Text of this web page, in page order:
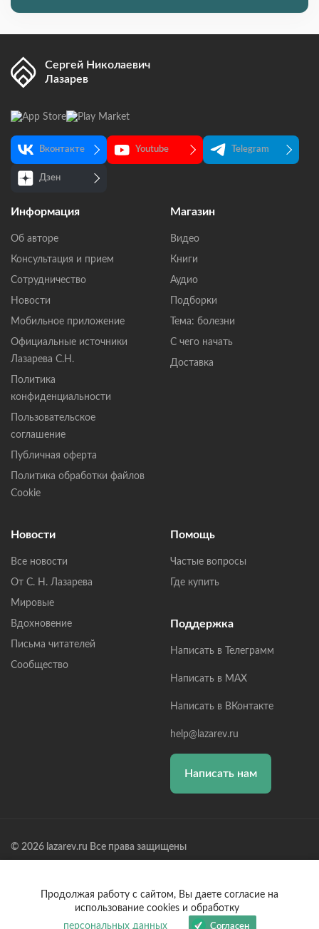
Сергей Николаевич
Лазарев
Вконтакте Youtube Telegram
Дзен
Информация
Об авторе
Консультация и прием
Сотрудничество
Новости
Мобильное приложение
Официальные источники
Лазарева С.Н.
Политика
конфиденциальности
Пользовательское
соглашение
Публичная оферта
Политика обработки файлов
Cookie
Магазин
Видео
Книги
Аудио
Подборки
Тема: болезни
С чего начать
Доставка
Новости
Все новости
От С. Н. Лазарева
Мировые
Вдохновение
Письма читателей
Сообщество
Помощь
Частые вопросы
Где купить
Поддержка
Написать в Телеграмм
Написать в MAX
Написать в ВКонтакте
help@lazarev.ru
Написать нам
© 2026 lazarev.ru Все права защищены
Банк: ОАО "АЛЬФА-БАНК" БИК: 044525593, К/С:
30101810200000000593
Продолжая работу с сайтом, Вы даете согласие на
использование cookies и обработку
персональных данных
Согласен